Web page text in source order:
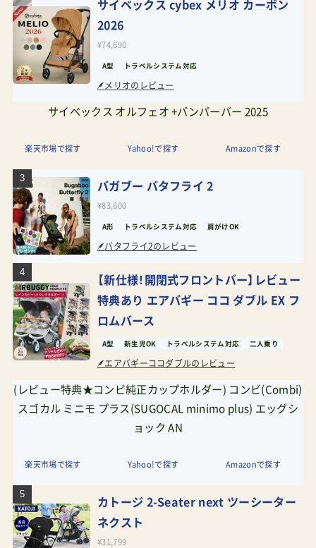
サイベックス cybex メリオ カーボン
2026
¥74,690
A型 トラベルシステム対応
メリオのレビュー
サイベックス オルフェオ +バンパーバー 2025
Amazonで探す
楽天市場で探す Yahoo!で探す
バガブー バタフライ 2
¥83,600
A形 トラベルシステム対応 肩がけOK
バタフライ2のレビュー
【新仕様！開閉式フロントバー】レビュー
特典あり エアバギー ココ ダブル EX フ
ロムバース
A型 新生児OK トラベルシステム対応 二人乗り
エアバギーココダブルのレビュー
(レビュー特典★コンビ純正カップホルダー) コンビ(Combi)
スゴカル ミニモ プラス(SUGOCAL minimo plus) エッグシ
ョック AN
Amazonで探す
楽天市場で探す Yahoo!で探す
カトージ 2-Seater next ツーシーター
ネクスト
¥31,799